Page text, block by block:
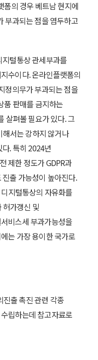
폼의 경우 베트남 현지에
부과되는 점을 염두하고
털통상 관세부과를
수이다. 온라인플랫폼의
정의무가 부과되는 점을
품 판매를 금지하는
살펴볼 필요가 있다. 그
서는 강하지 않거나
. 특히 2024년
제한 정도가 GDPR과
출 가능성이 높아진다.
지털통상의 자유화를
가갱신 및
비스세 부과가능성을
는 가장 용이한 국가로
출 촉진 관련 각종
립하는데 참고자료로